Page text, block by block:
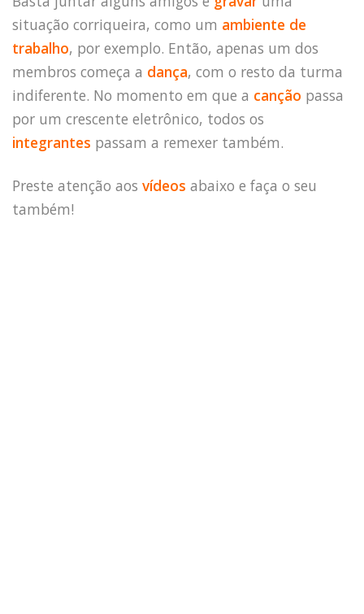
HOME
JOBS
situação corriqueira, como um ambiente de
trabalho, por exemplo. Então, apenas um dos
membros começa a dança, com o resto da turma
indiferente. No momento em que a canção passa
por um crescente eletrônico, todos os
integrantes passam a remexer também.
Preste atenção aos vídeos abaixo e faça o seu
também!